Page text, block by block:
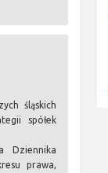
śląskich
spółek
Dziennika
prawa,